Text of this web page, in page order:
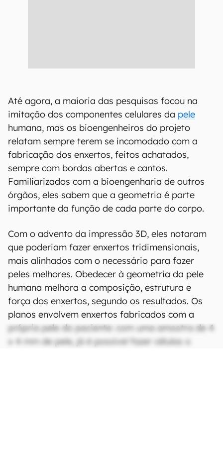
Até agora, a maioria das pesquisas focou na
imitação dos componentes celulares da pele
humana, mas os bioengenheiros do projeto
relatam sempre terem se incomodado com a
fabricação dos enxertos, feitos achatados,
sempre com bordas abertas e cantos.
Familiarizados com a bioengenharia de outros
órgãos, eles sabem que a geometria é parte
importante da função de cada parte do corpo.
Com o advento da impressão 3D, eles notaram
que poderiam fazer enxertos tridimensionais,
mais alinhados com o necessário para fazer
peles melhores. Obedecer à geometria da pele
humana melhora a composição, estrutura e
força dos enxertos, segundo os resultados. Os
planos envolvem enxertos fabricados com a
própria pele do paciente: com uma amostra de 4
x 4 mm de pele, já é possível fazer células o